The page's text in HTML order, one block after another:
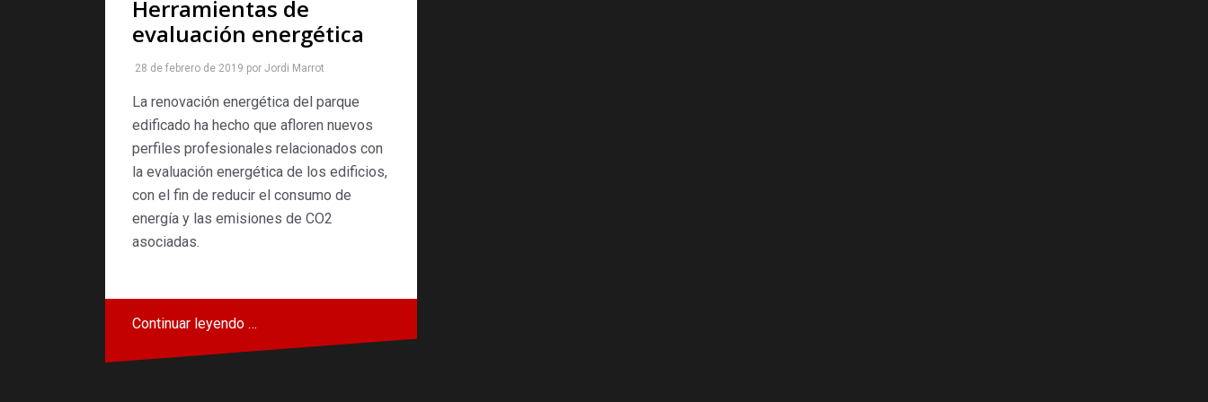
Herramientas de
evaluación energética
28 de febrero de 2019 por Jordi Marrot
La renovación energética del parque
edificado ha hecho que afloren nuevos
perfiles profesionales relacionados con
la evaluación energética de los edificios,
con el fin de reducir el consumo de
energía y las emisiones de CO2
asociadas.
Continuar leyendo …